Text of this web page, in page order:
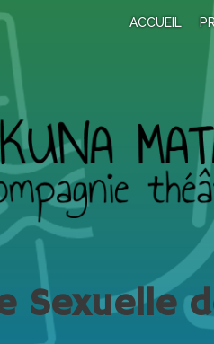
ACCUEIL
Sexuelle